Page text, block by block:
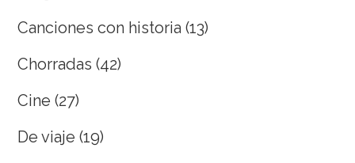
Canciones con historia (13)
Chorradas (42)
Cine (27)
De viaje (19)